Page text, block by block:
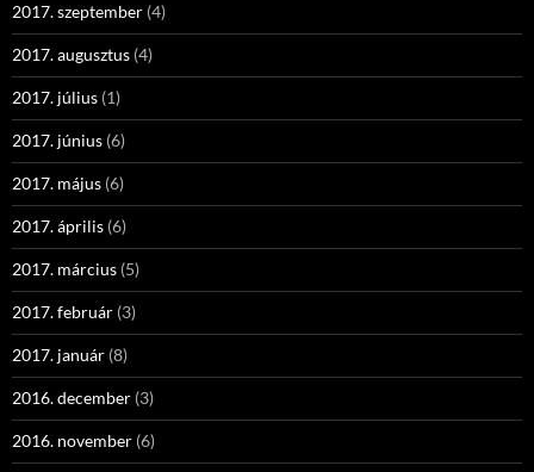
2017. szeptember (4)
2017. augusztus (4)
2017. július (1)
2017. június (6)
2017. május (6)
2017. április (6)
2017. március (5)
2017. február (3)
2017. január (8)
2016. december (3)
2016. november (6)